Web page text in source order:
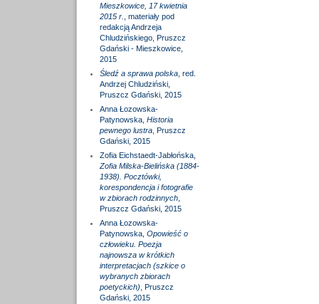
Mieszkowice, 17 kwietnia
2015 r.
, materiały pod
redakcją Andrzeja
Chludzińskiego, Pruszcz
Gdański - Mieszkowice,
2015
Śledź a sprawa polska, red.
Andrzej Chludziński,
Pruszcz Gdański, 2015
Anna Łozowska-
Patynowska, Historia
pewnego lustra, Pruszcz
Gdański, 2015
Zofia Eichstaedt-Jabłońska,
Zofia Milska-Bielińska (1884-
1938). Pocztówki,
korespondencja i fotografie
w zbiorach rodzinnych,
Pruszcz Gdański, 2015
Anna Łozowska-
Patynowska, Opowieść o
człowieku. Poezja
najnowsza w krótkich
interpretacjach (szkice o
wybranych zbiorach
poetyckich) , Pruszcz
Gdański, 2015